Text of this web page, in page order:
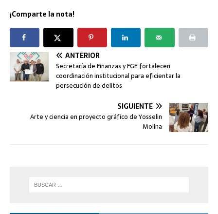
¡Comparte la nota!
ANTERIOR
Secretaría de Finanzas y FGE fortalecen
coordinación institucional para eficientar la
persecución de delitos
SIGUIENTE
Arte y ciencia en proyecto gráfico de Yosselin
Molina